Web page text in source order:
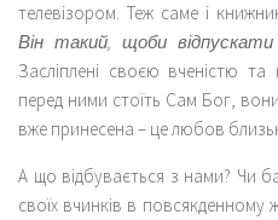
телевізором. Теж саме і
Він такий, щоби відпускати
Засліплені своєю вченістю
перед ними стоїть Сам Бог,
вже принесена – це любов
А що відбувається з нами? Чи
своїх вчинків в повсякденному